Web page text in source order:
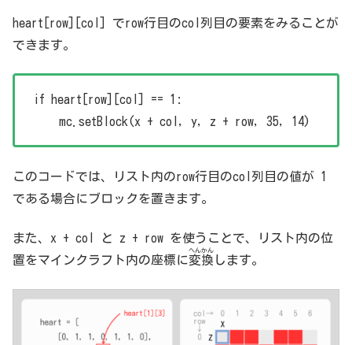
heart[row][col] でrow行目のcol列目の要素をみることが
できます。
if heart[row][col] == 1:
mc.setBlock(x + col, y, z + row, 35, 14)
このコードでは、リスト内のrow行目のcol列目の値が 1
である場合にブロックを置きます。
また、x + col と z + row を使うことで、リスト内の位
置をマインクラフト内の座標に変換
へんかん
し ます。